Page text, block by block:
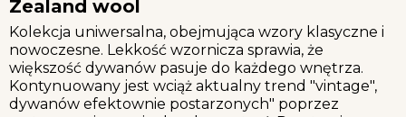
Zealand wool
Kolekcja uniwersalna, obejmująca wzory klasyczne i
nowoczesne. Lekkość wzornicza sprawia, że
większość dywanów pasuje do każdego wnętrza.
Kontynuowany jest wciąż aktualny trend "vintage",
dywanów efektownie postarzonych" poprzez